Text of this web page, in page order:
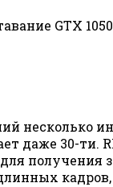
GTX
несколько
даже 30-ти.